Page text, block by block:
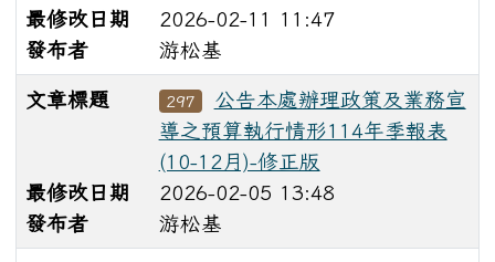
最修改日期
2026-02-11 11:47
發布者
游松基
文章標題 297
公告本處辦理政策及業務宣
導之預算執行情形114年季報表
(10-12月)-修正版
最修改日期
2026-02-05 13:48
發布者
游松基